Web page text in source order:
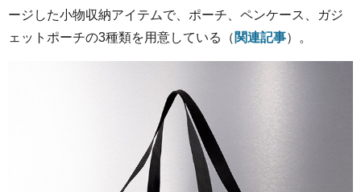
ージした小物収納アイテムで、ポーチ、ペンケース、ガジ
ェットポーチの3種類を用意している（ 関連記事）。